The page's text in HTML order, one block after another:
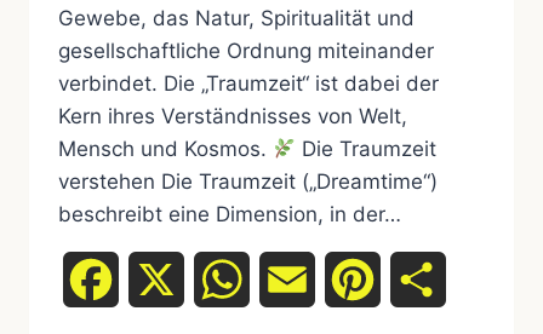
Gewebe, das Natur, Spiritualität und
gesellschaftliche Ordnung miteinander
verbindet. Die „Traumzeit“ ist dabei der
Kern ihres Verständnisses von Welt,
Mensch und Kosmos.
Die Traumzeit
verstehen Die Traumzeit („Dreamtime“)
beschreibt eine Dimension, in der…
Facebook WhatsAppEmail Pinterest